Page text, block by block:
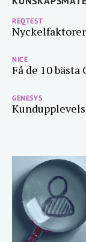
REQTEST
NICE
Få de 10
GENESYS